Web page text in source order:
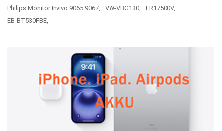
Philips Monitor Invivo 9065 9067,
VW-VBG130,
ER17500V,
EB-BT530FBE,